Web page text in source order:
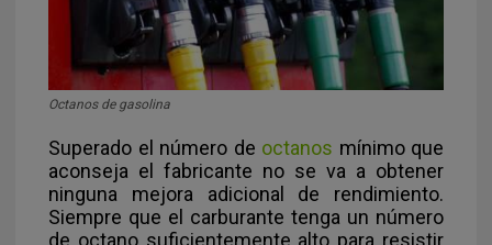
Octanos de gasolina
Superado el número de octanos mínimo que
aconseja el fabricante no se va a obtener
ninguna mejora adicional de rendimiento.
Siempre que el carburante tenga un número
de octano suficientemente alto para resistir